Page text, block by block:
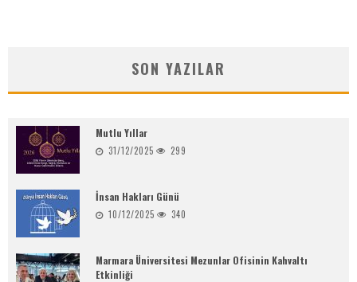
SON YAZILAR
Mutlu Yıllar
31/12/2025 299
İnsan Hakları Günü
10/12/2025 340
Marmara Üniversitesi Mezunlar Ofisinin Kahvaltı
Etkinliği